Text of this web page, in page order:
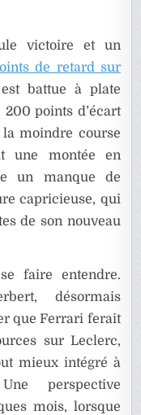
victoire et un
de retard sur
battue à plate
points d’écart
moindre course
une montée en
un manque de
capricieuse, qui
de son nouveau
faire entendre.
désormais
que Ferrari ferait
sur Leclerc,
mieux intégré à
perspective
mois, lorsque